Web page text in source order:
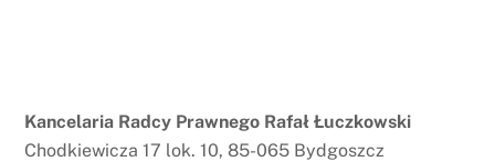
Kancelaria Radcy Prawnego Rafał Łuczkowski
Chodkiewicza 17 lok. 10, 85-065 Bydgoszcz